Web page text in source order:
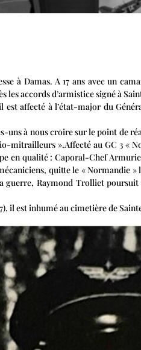
à Damas. A 17 ans avec un
accords d’armistice signé à
il est affecté à l’état-major du
à nous croire sur le point de
mitrailleurs ».Affecté au GC 3 «
en qualité : Caporal-Chef
quitte le « Normandie »
Raymond Trolliet
il est inhumé au cimetière de